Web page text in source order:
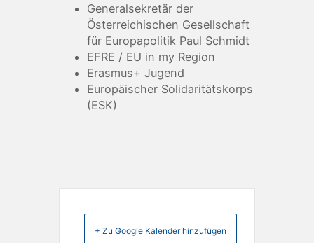
Generalsekretär der
Österreichischen Gesellschaft
für Europapolitik Paul Schmidt
EFRE / EU in my Region
Erasmus+ Jugend
Europäischer Solidaritätskorps
(ESK)
+ Zu Google Kalender hinzufügen